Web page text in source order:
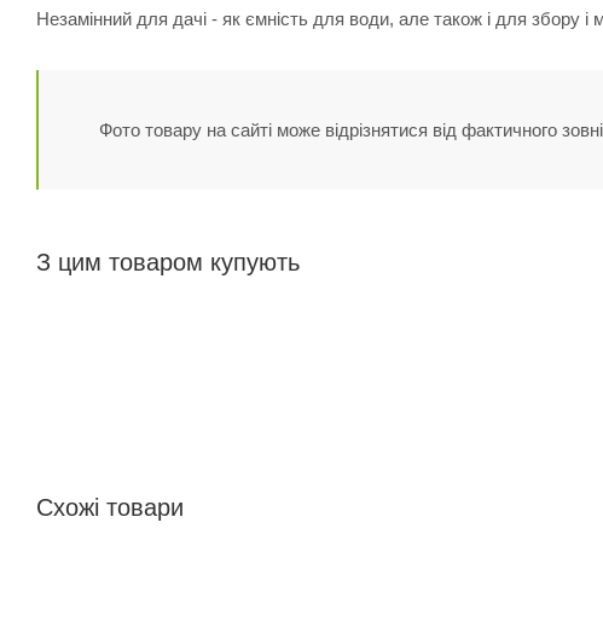
Незамінний для дачі - як ємність для води, але також і для збору і
Фото товару на сайті може відрізнятися від фактичного
З цим товаром купують
Схожі товари